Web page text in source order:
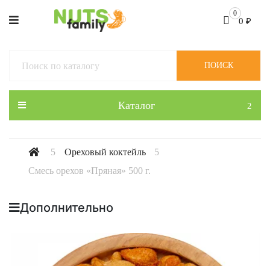
0
0 ₽
Каталог
ПОИСК
Ореховый коктейль
Смесь орехов «Пряная» 500 г.
Дополнительно